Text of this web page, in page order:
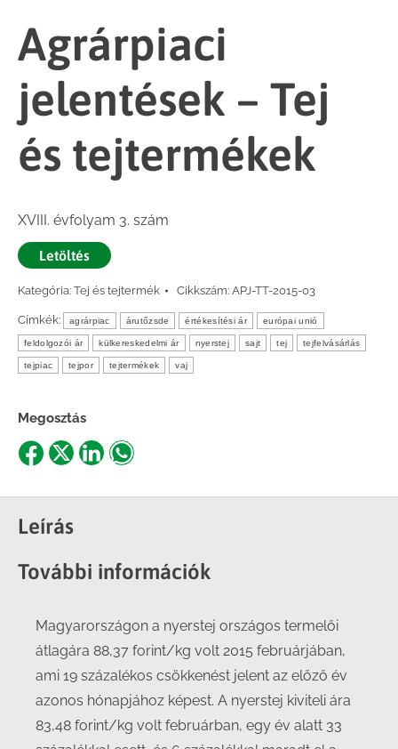
Agrárpiaci
jelentések – Tej
és tejtermékek
XVIII. évfolyam 3. szám
Letöltés
Kategória: Tej és tejtermék Cikkszám: APJ-TT-2015-03
Címkék: agrárpiac árutőzsde értékesítési ár európai unió
feldolgozói ár külkereskedelmi ár nyerstej sajt tej tejfelvásárlás
tejpiac tejpor tejtermékek vaj
Megosztás
Share
Facebook
Share
X
ShareShare
Leírás
További információk
Magyarországon a nyerstej országos termelői
átlagára 88,37 forint/kg volt 2015 februárjában,
ami 19 százalékos csökkenést jelent az előző év
azonos hónapjához képest. A nyerstej kiviteli ára
83,48 forint/kg volt februárban, egy év alatt 33